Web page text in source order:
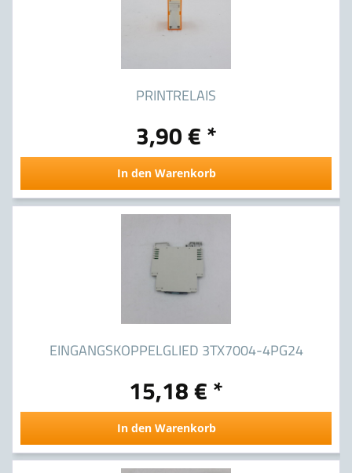
PRINTRELAIS
3,90 € *
In den Warenkorb
EINGANGSKOPPELGLIED 3TX7004-4PG24
15,18 € *
In den Warenkorb